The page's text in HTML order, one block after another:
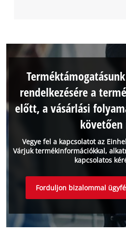
Vegye fel a kapcsolatot az
Várjuk termékinformációkkal,
kapcsolatos
rendelkezésére a
előtt, a vásárlási
követően
Forduljon bizalommal